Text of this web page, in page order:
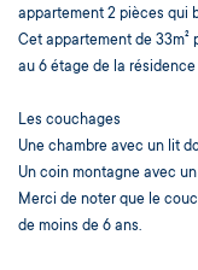
appartement 2 pièces qui
Cet appartement de
au 6 étage de la
Les couchages
Une chambre avec un lit
Un coin montagne avec
Merci de noter que le
de moins de 6 ans.